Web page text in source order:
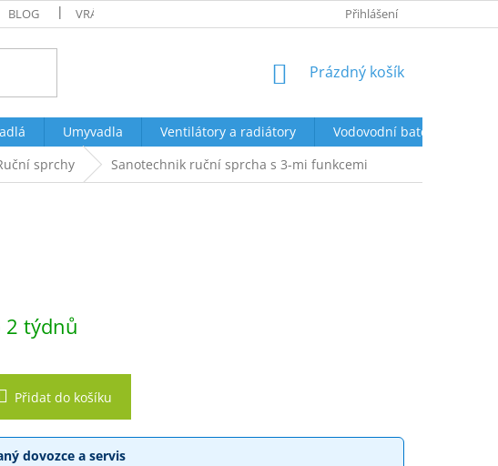
BLOG VRÁCENÍ A REKLAMACE OBCHODNÍ PODMÍNKYPřihlášení
NÁKUPNÍ
Prázdný košík
Umyvadla Ventilátory a radiátory
Vodovodní baterie a
sprchy Sanotechnik ruční sprcha s 3-mi funkcemi
2 týdnů
Přidat do košíku
dovozce a servis